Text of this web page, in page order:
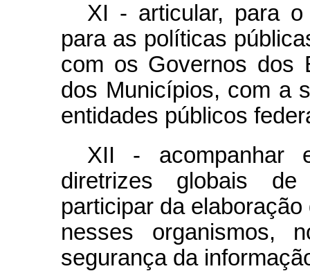
XI - articular, para o
para as políticas
com os Governos dos
dos Municípios, com a
entidades públicos
XII - acompanhar
diretrizes globais de
participar da
nesses organismos,
segurança da